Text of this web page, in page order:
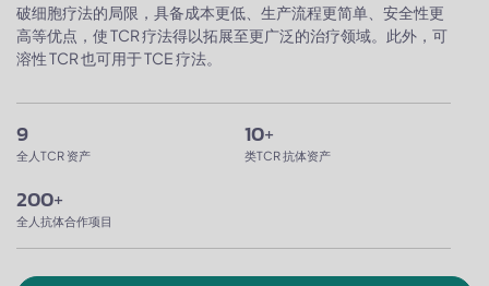
破细胞疗法的局限，具备成本更低、生产流程更简单、安全性更
高等优点，使 TCR 疗法得以拓展至更广泛的治疗领域。此外，可
溶性 TCR 也可用于 TCE 疗法。
9
全人TCR 资产
10+
类TCR 抗体资产
200+
全人抗体合作项目